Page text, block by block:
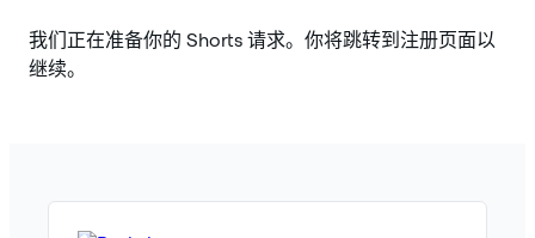
我们正在准备你的 Shorts 请求。你将跳转到注册页面以
继续。